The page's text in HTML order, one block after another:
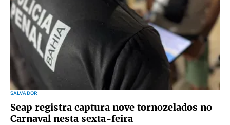
SALVADOR
Seap registra captura nove tornozelados no
Carnaval nesta sexta-feira